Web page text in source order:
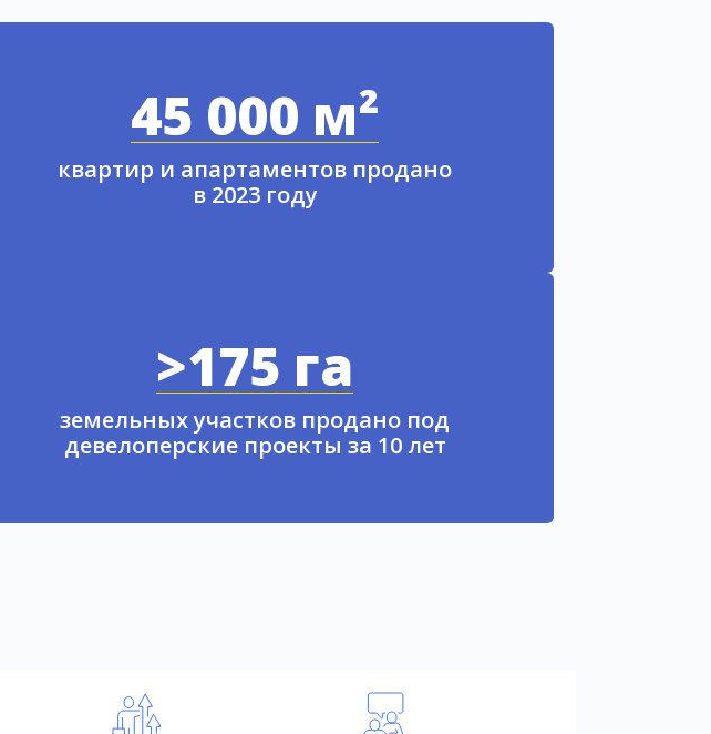
45 000 м²
квартир и апартаментов продано
в 2023 году
>175 га
земельных участков продано под
девелоперские проекты за 10 лет